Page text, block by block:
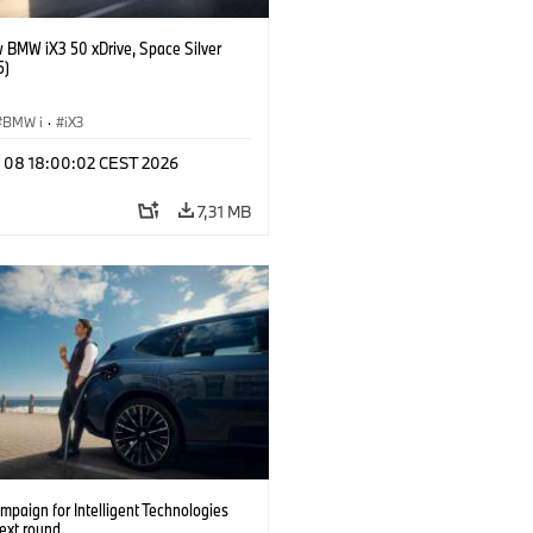
BMW iX3 50 xDrive, Space Silver
BMW i · iX3
08 18:00:02 CEST 2026
7,31 MB
for Intelligent Technologies